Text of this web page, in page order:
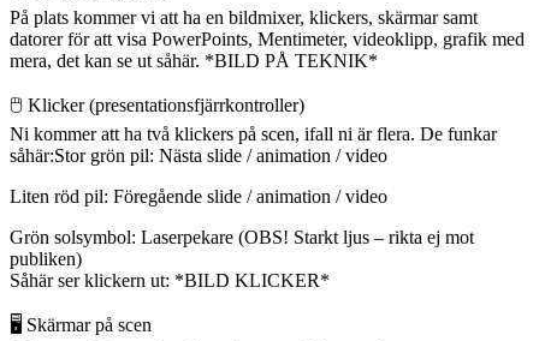
På plats kommer vi att ha en bildmixer, klickers, skärmar samt
datorer för att visa PowerPoints, Mentimeter, videoklipp, grafik med
mera, det kan se ut såhär. *BILD PÅ TEKNIK*
🖱️ Klicker (presentationsfjärrkontroller)
Ni kommer att ha två klickers på scen, ifall ni är flera. De funkar
såhär:Stor grön pil: Nästa slide / animation / video
Liten röd pil: Föregående slide / animation / video
Grön solsymbol: Laserpekare (OBS! Starkt ljus – rikta ej mot
publiken)
Såhär ser klickern ut: *BILD KLICKER*
🖥️ Skärmar på scen